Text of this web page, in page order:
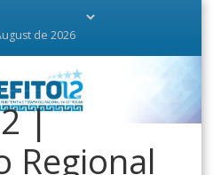
de 2026
|
Regional